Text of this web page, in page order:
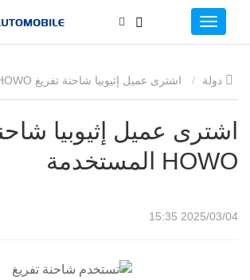
اشترى عميل إثيوبيا
HOWO المستخدمة
2025/03/04 15:35